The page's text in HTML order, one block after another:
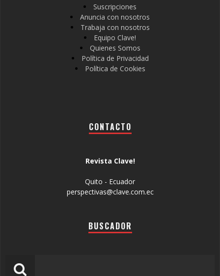
Suscripciones
Anuncia con nosotros
Trabaja con nosotros
Equipo Clave!
Quienes Somos
Política de Privacidad
Política de Cookies
CONTACTO
Revista Clave!
Quito - Ecuador
perspectivas@clave.com.ec
BUSCADOR